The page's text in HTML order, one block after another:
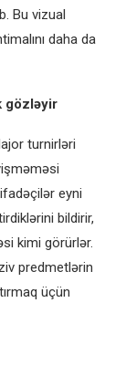
Bu vizual
daha da
gözləyir
turnirləri
eyni
bildirir,
kimi görürlər.
predmetlərin
üçün